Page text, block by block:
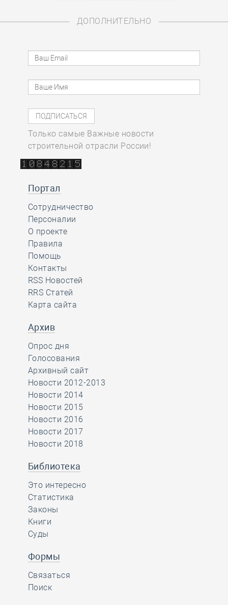
ДОПОЛНИТЕЛЬНО
Только самые Важные новости
строительной отрасли России!
Портал
Сотрудничество
Персоналии
О проекте
Правила
Помощь
Контакты
RSS Новостей
RRS Статей
Карта сайта
Архив
Опрос дня
Голосования
Архивный сайт
Новости 2012-2013
Новости 2014
Новости 2015
Новости 2016
Новости 2017
Новости 2018
Библиотека
Это интересно
Статистика
Законы
Книги
Суды
Формы
Связаться
Поиск